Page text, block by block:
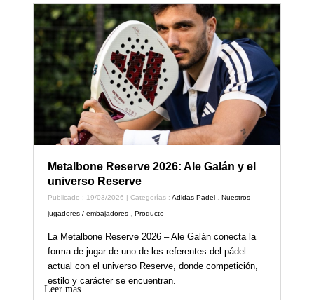
Metalbone Reserve 2026: Ale Galán y el
universo Reserve
Publicado : 19/03/2026 | Categorías :Adidas Padel ,Nuestros
jugadores / embajadores ,Producto
La Metalbone Reserve 2026 – Ale Galán conecta la
forma de jugar de uno de los referentes del pádel
actual con el universo Reserve, donde competición,
estilo y carácter se encuentran.
Leer mas